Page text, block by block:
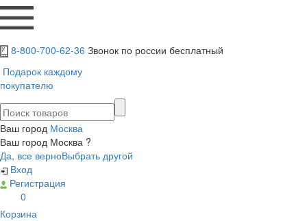
8-800-700-62-36 Звонок по россии бесплатный
Подарок каждому
покупателю
Ваш город Москва
Ваш город Москва ?
Да, все верноВыбрать другой
Вход
Регистрация
0
Корзина